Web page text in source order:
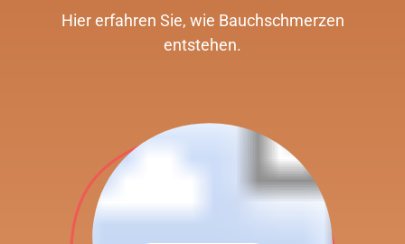
Hier erfahren Sie, wie Bauchschmerzen
entstehen.